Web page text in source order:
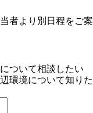
者より別日程をご案
ついて相談したい
環境について知りた